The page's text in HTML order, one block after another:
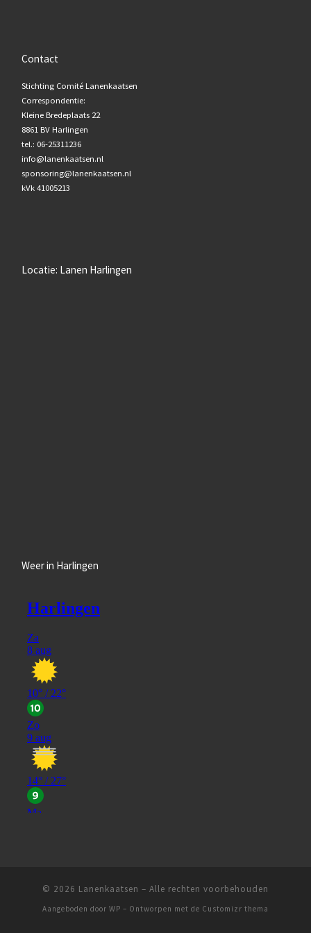
Contact
Stichting Comité Lanenkaatsen
Correspondentie:
Kleine Bredeplaats 22
8861 BV Harlingen
tel.: 06-25311236
info@lanenkaatsen.nl
sponsoring@lanenkaatsen.nl
kVk 41005213
Locatie: Lanen Harlingen
Weer in Harlingen
© 2026 Lanenkaatsen – Alle rechten voorbehouden
Aangeboden door WP – Ontworpen met de Customizr thema